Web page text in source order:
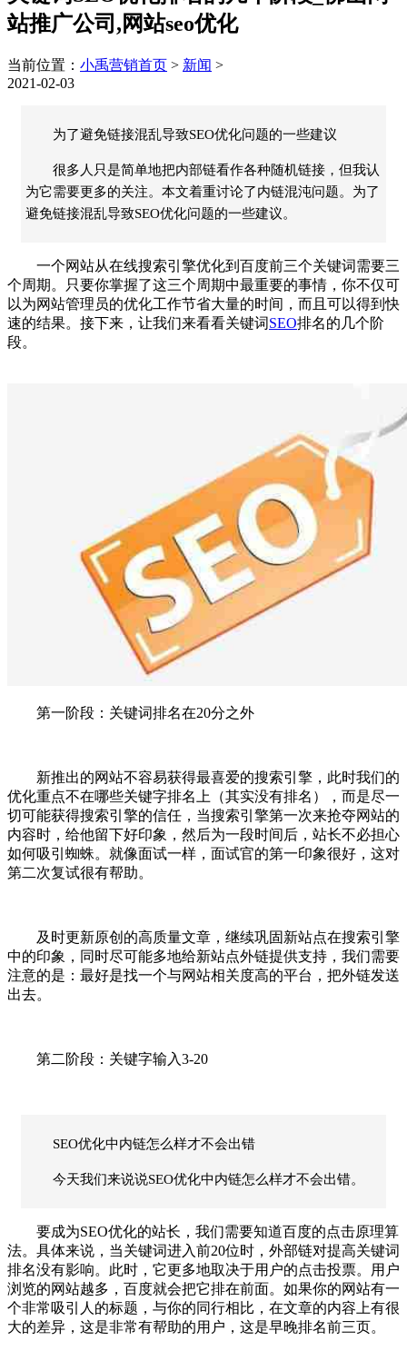
站推广公司,网站seo优化
当前位置： 小禹营销首页 > 新闻 >
2021-02-03
为了避免链接混乱导致SEO优化问题的一些建议
很多人只是简单地把内部链看作各种随机链接，但我认
为它需要更多的关注。本文着重讨论了内链混沌问题。为了
避免链接混乱导致SEO优化问题的一些建议。
一个网站从在线搜索引擎优化到百度前三个关键词需要三
个周期。只要你掌握了这三个周期中最重要的事情，你不仅可
以为网站管理员的优化工作节省大量的时间，而且可以得到快
速的结果。接下来，让我们来看看关键词SEO排名的几个阶
段。
第一阶段：关键词排名在20分之外
新推出的网站不容易获得最喜爱的搜索引擎，此时我们的
优化重点不在哪些关键字排名上（其实没有排名），而是尽一
切可能获得搜索引擎的信任，当搜索引擎第一次来抢夺网站的
内容时，给他留下好印象，然后为一段时间后，站长不必担心
如何吸引蜘蛛。就像面试一样，面试官的第一印象很好，这对
第二次复试很有帮助。
及时更新原创的高质量文章，继续巩固新站点在搜索引擎
中的印象，同时尽可能多地给新站点外链提供支持，我们需要
注意的是：最好是找一个与网站相关度高的平台，把外链发送
出去。
第二阶段：关键字输入3-20
SEO优化中内链怎么样才不会出错
今天我们来说说SEO优化中内链怎么样才不会出错。
要成为SEO优化的站长，我们需要知道百度的点击原理算
法。具体来说，当关键词进入前20位时，外部链对提高关键词
排名没有影响。此时，它更多地取决于用户的点击投票。用户
浏览的网站越多，百度就会把它排在前面。如果你的网站有一
个非常吸引人的标题，与你的同行相比，在文章的内容上有很
大的差异，这是非常有帮助的用户，这是早晚排名前三页。